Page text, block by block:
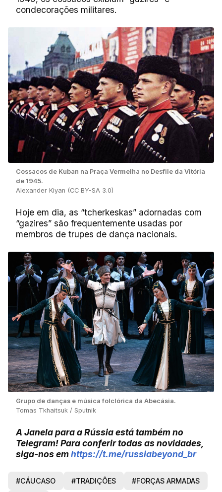
condecorações militares.
Cossacos de Kuban na Praça Vermelha no Desfile da Vitória
de 1945.
Alexander Kiyan (CC BY-SA 3.0)
Hoje em dia, as “tcherkeskas” adornadas com
“gazires” são frequentemente usadas por
membros de trupes de dança nacionais.
Grupo de danças e música folclórica da Abecásia.
Tomas Tkhaitsuk / Sputnik
A Janela para a Rússia está também no
Telegram! Para conferir todas as novidades,
siga-nos emhttps://t.me/russiabeyond_br
#CÁUCASO #TRADIÇÕES #FORÇAS ARMADAS